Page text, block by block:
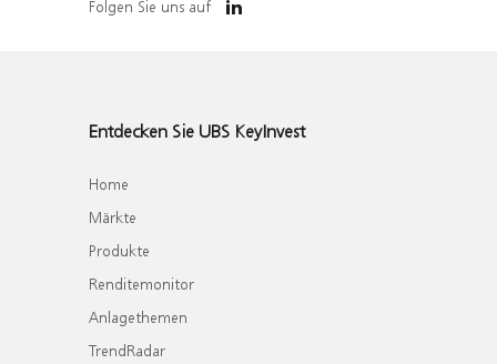
Folgen Sie uns auf
Entdecken Sie UBS KeyInvest
Home
Märkte
Produkte
Renditemonitor
Anlagethemen
TrendRadar